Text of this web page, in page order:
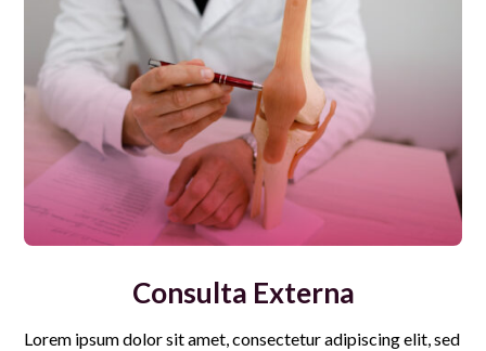
Consulta Externa
Lorem ipsum dolor sit amet, consectetur adipiscing elit, sed